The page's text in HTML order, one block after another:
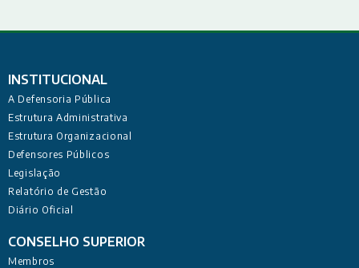
INSTITUCIONAL
A Defensoria Pública
Estrutura Administrativa
Estrutura Organizacional
Defensores Públicos
Legislação
Relatório de Gestão
Diário Oficial
CONSELHO SUPERIOR
Membros